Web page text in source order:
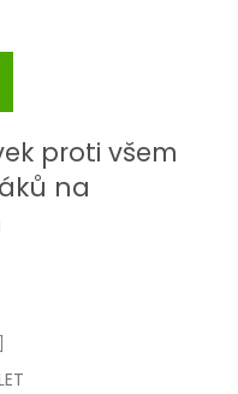
proti všem
na